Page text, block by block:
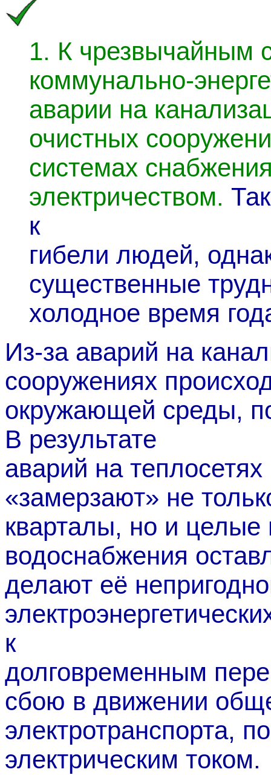
1. К чрезвычайным
коммунально-
аварии на
очистных
системах
электричеством.
к
гибели людей,
существенные
холодное время
Из-за аварий на
сооружениях
окружающей среды,
В результате
аварий на
«замерзают» не
кварталы, но и целые
водоснабжения
делают её
к
долговременным
сбою в движении
электротранспорта,
электрическим током.